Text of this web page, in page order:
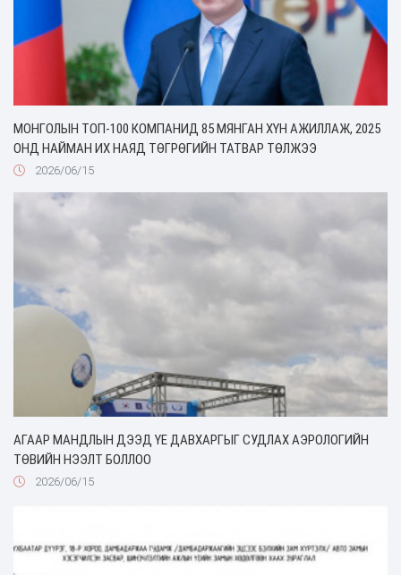
МОНГОЛЫН ТОП-100 КОМПАНИД 85 МЯНГАН ХҮН АЖИЛЛАЖ, 2025
ОНД НАЙМАН ИХ НАЯД ТӨГРӨГИЙН ТАТВАР ТӨЛЖЭЭ
2026/06/15
АГААР МАНДЛЫН ДЭЭД ҮЕ ДАВХАРГЫГ СУДЛАХ АЭРОЛОГИЙН
ТӨВИЙН НЭЭЛТ БОЛЛОО
2026/06/15